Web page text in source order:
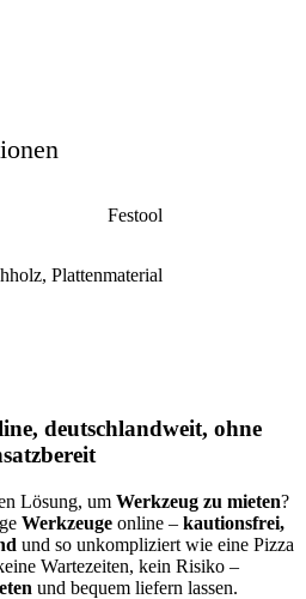
Festool
, Plattenmaterial
deutschlandweit, ohne
Lösung, um Werkzeug zu mieten?
Werkzeuge online – kautionsfrei,
und so unkompliziert wie eine Pizza
Wartezeiten, kein Risiko –
und bequem liefern lassen.